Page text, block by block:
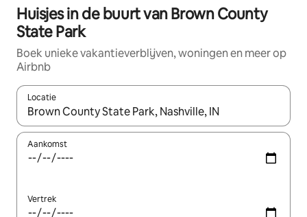
Huisjes in de buurt van Brown County
State Park
Boek unieke vakantieverblijven, woningen en meer op
Airbnb
Locatie
Wanneer er suggesties beschikbaar zijn, maak je een keuze
Aankomst
Vertrek